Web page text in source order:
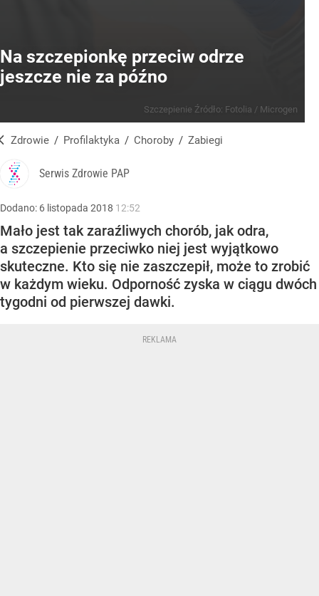
Na szczepionkę przeciw odrze
jeszcze nie za późno
Szczepienie Źródło: Fotolia / Microgen
Zdrowie / Profilaktyka / Choroby / Zabiegi
Serwis Zdrowie PAP
Dodano: 6 listopada 2018 12:52
Mało jest tak zaraźliwych chorób, jak odra,
a szczepienie przeciwko niej jest wyjątkowo
skuteczne. Kto się nie zaszczepił, może to zrobić
w każdym wieku. Odporność zyska w ciągu dwóch
tygodni od pierwszej dawki.